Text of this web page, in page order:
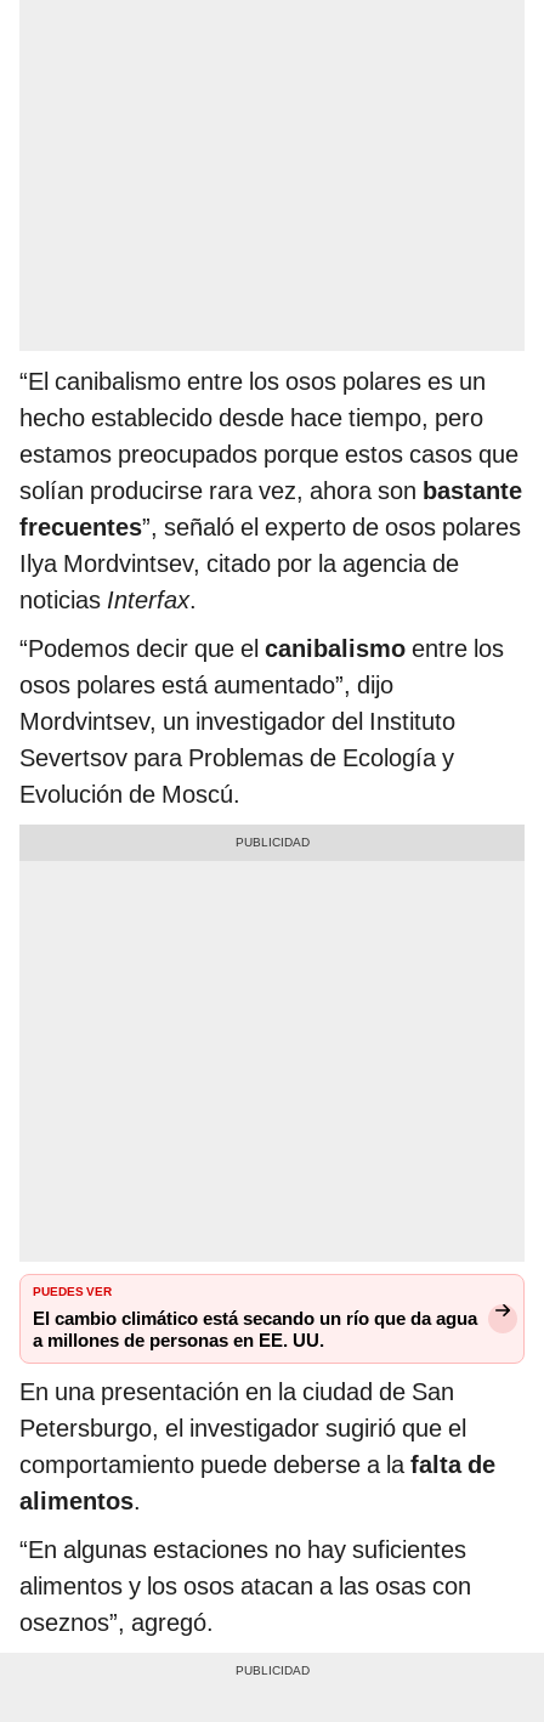
“El canibalismo entre los osos polares es un
hecho establecido desde hace tiempo, pero
estamos preocupados porque estos casos que
solían producirse rara vez, ahora son bastante
frecuentes”, señaló el experto de osos polares
Ilya Mordvintsev, citado por la agencia de
noticias Interfax.
“Podemos decir que el canibalismo entre los
osos polares está aumentado”, dijo
Mordvintsev, un investigador del Instituto
Severtsov para Problemas de Ecología y
Evolución de Moscú.
PUEDES VER
El cambio climático está secando un río que da agua
a millones de personas en EE. UU.
En una presentación en la ciudad de San
Petersburgo, el investigador sugirió que el
comportamiento puede deberse a lafalta de
alimentos.
“En algunas estaciones no hay suficientes
alimentos y los osos atacan a las osas con
oseznos”, agregó.